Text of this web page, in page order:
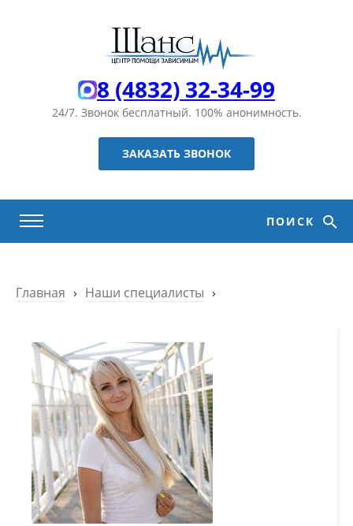
8 (4832) 32-34-99
24/7. Звонок бесплатный. 100% анонимность.
ЗАКАЗАТЬ ЗВОНОК
ПОИСК
Главная › Наши специалисты ›